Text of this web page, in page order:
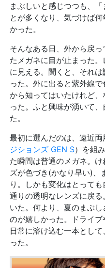
まぶしいと感じつつも、
とが多くなり、気づけば
かった。
そんなある日、外から戻
たメガネに目が止まった
に見える。聞くと、それ
った。外に出ると紫外線
から知ってはいたけれど
った。ふと興味が湧いて
た。
最初に選んだのは、遠近
ジションズ GEN S）を組
た瞬間は普通のメガネ。
ズが色づき(かなり早い)、
り。しかも変化はとって
通りの透明なレンズに戻
いた。何より、夏のまぶ
のが嬉しかった。ドライブ
日常に溶け込む一本とし
った。